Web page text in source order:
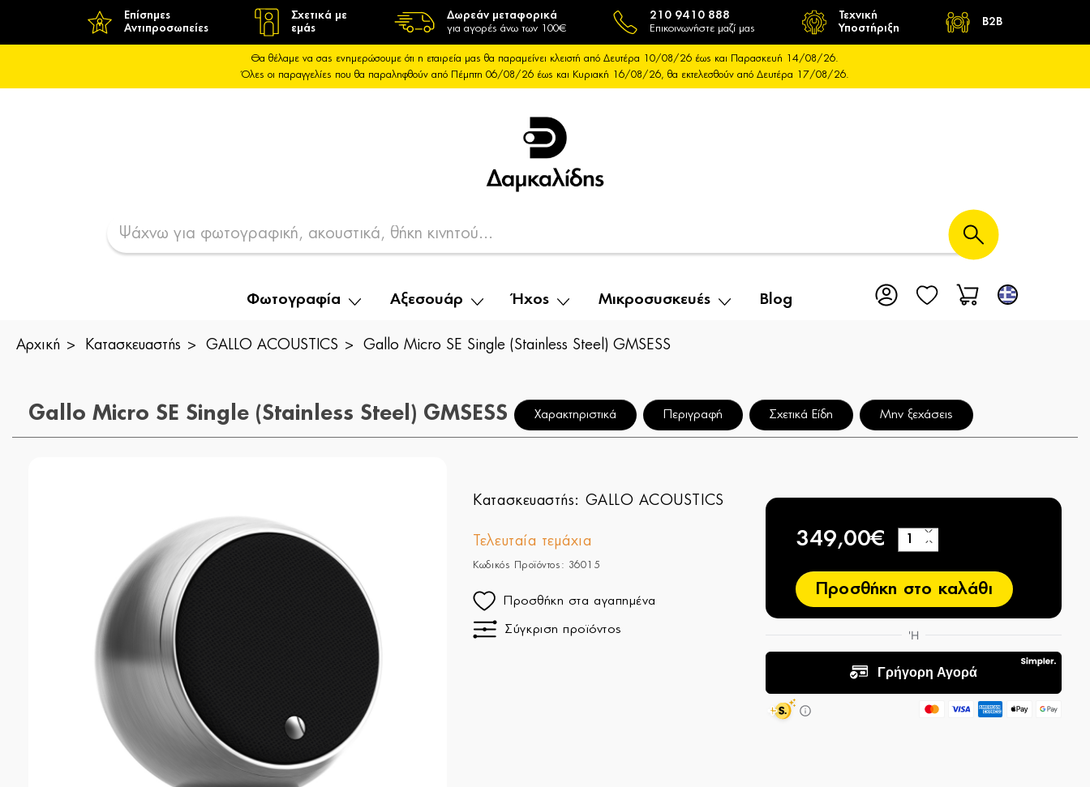
Επίσημες
Αντιπροσωπείες
Σχετικά με
εμάς
Δωρεάν μεταφορικά
για αγορές άνω των 100€
210 9410 888
Επικοινωνήστε μαζί μας
Τεχνική
Υποστήριξη
B2B
Θα θέλαμε να σας ενημερώσουμε ότι η εταιρεία μας θα παραμείνει κλειστή από Δευτέρα 10/08/26 έως και Παρασκευή 14/08/26.
Όλες οι παραγγελίες που θα παραληφθούν από Πέμπτη 06/08/26 έως και Κυριακή 16/08/26, θα εκτελεσθούν από Δευτέρα 17/08/26.
Φωτογραφία Αξεσουάρ Ήχος Μικροσυσκευές Blog
Αρχική Κατασκευαστής GALLO ACOUSTICS Gallo Micro SE Single (Stainless Steel) GMSESS
Gallo Micro SE Single (Stainless Steel) GMSESS Χαρακτηριστικά Περιγραφή Σχετικά Είδη Μην ξεχάσεις
Κατασκευαστής: GALLO ACOUSTICS
Τελευταία τεμάχια
Κωδικός Προϊόντος: 36015
Προσθήκη στα αγαπημένα
Σύγκριση προϊόντος
349,00€ −
+
Προσθήκη στο καλάθι